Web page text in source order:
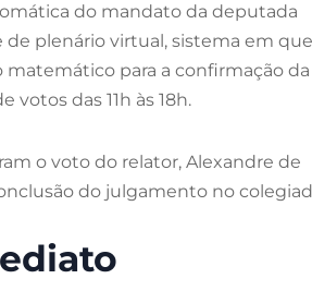
do mandato da deputada
de plenário virtual, sistema em
para a confirmação da
das 11h às 18h.
o voto do relator, Alexandre de
do julgamento no